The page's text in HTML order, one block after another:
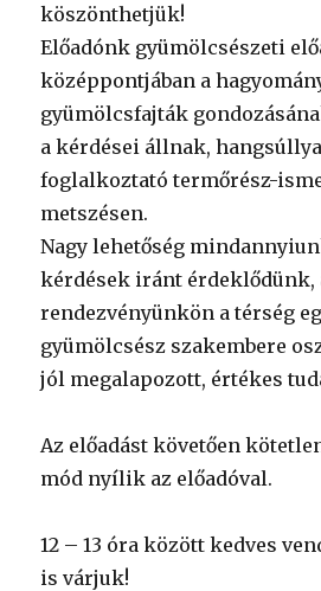
köszönthetjük!
Előadónk gyümölcsészeti
középpontjában a
gyümölcsfajták
a kérdései állnak,
foglalkoztató termőrész-
metszésen.
Nagy lehetőség
kérdések iránt érdeklődünk,
rendezvényünkön a térség
gyümölcsész szakembere
jól megalapozott, értékes
Az előadást követően
mód nyílik az előadóval.
12 – 13 óra között kedves
is várjuk!